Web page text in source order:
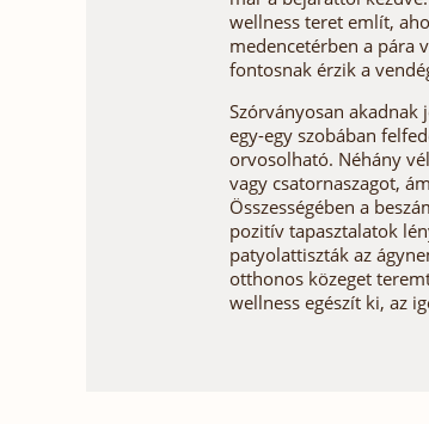
wellness teret említ,
medencetérben a pára
fontosnak érzik a
Szórványosan akadnak
egy-egy szobában
orvosolható. Néhány
vagy csatornaszagot,
Összességében a
pozitív tapasztalatok
patyolattiszták az
otthonos közeget
wellness egészít ki, az